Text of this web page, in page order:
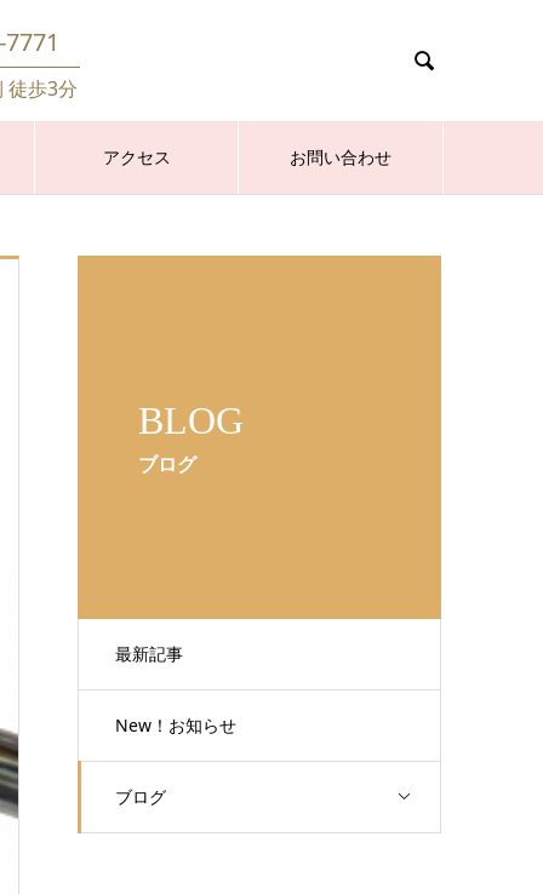
徒歩3分

アクセス お問い合わせ
BLOG
ブログ
最新記事
New！お知らせ
ブログ